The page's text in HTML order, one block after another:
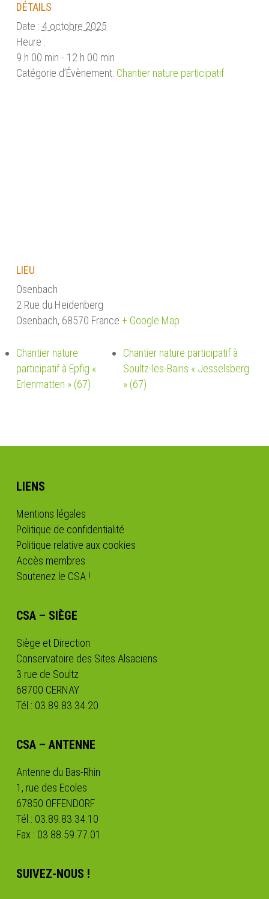
DÉTAILS
Date : 4 octobre 2025
Heure :
9 h 00 min - 12 h 00 min
Catégorie d’Évènement: Chantier nature participatif
LIEU
Osenbach
2 Rue du Heidenberg
Osenbach, 68570 France + Google Map
Chantier nature
participatif à Epfig «
Erlenmatten » (67)
Chantier nature participatif à
Soultz-les-Bains « Jesselsberg
» (67)
LIENS
Mentions légales
Politique de confidentialité
Politique relative aux cookies
Accès membres
Soutenez le CSA !
CSA – SIÈGE
Siège et Direction
Conservatoire des Sites Alsaciens
3 rue de Soultz
68700 CERNAY
Tél.: 03.89.83.34.20
CSA – ANTENNE
Antenne du Bas-Rhin
1, rue des Ecoles
67850 OFFENDORF
Tél.: 03.89.83.34.10
Fax : 03.88.59.77.01
SUIVEZ-NOUS !